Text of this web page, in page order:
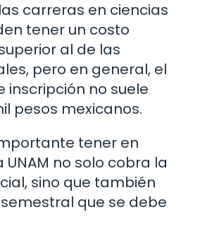
carreras en ciencias
tener un costo
al de las
pero en general, el
inscripción no suele
pesos mexicanos.
tener en
no solo cobra la
sino que también
que se debe